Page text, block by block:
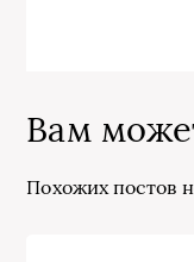
Вам
Похожих постов